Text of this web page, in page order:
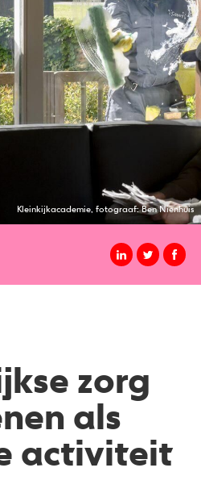
Kleinkijkacademie, fotograaf: Ben Nienhuis
zorg
als
activiteit